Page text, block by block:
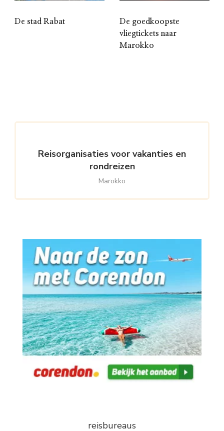
De stad Rabat
De goedkoopste
vliegtickets naar
Marokko
Reisorganisaties voor vakanties en
rondreizen
Marokko
reisbureaus